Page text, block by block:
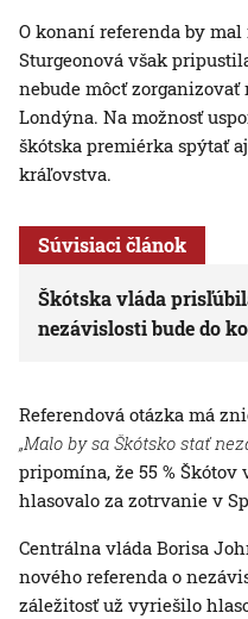
O konaní referenda by
Sturgeonová však
nebude môcť
Londýna. Na možnosť
škótska premiérka spýtať
kráľovstva.
Súvisiaci článok
Škótska vláda
nezávislosti bude do
Referendová otázka má
„Malo by sa Škótsko stať
pripomína, že 55 % Škótov
hlasovalo za zotrvanie v
Centrálna vláda Borisa
nového referenda o
záležitosť už vyriešilo